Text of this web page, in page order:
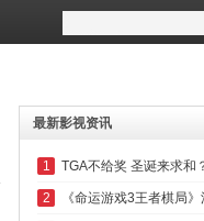
最新影视资讯
1 TGA不给奖 圣诞来求和
2 《命运游戏3王者棋局